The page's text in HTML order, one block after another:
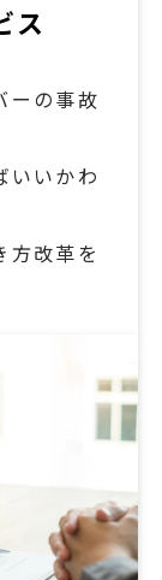
ス
ーの事故
いいかわ
方改革を